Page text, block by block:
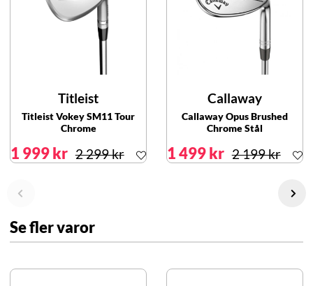
Titleist
Titleist Vokey SM11 Tour
Chrome
1 999 kr 2 299 kr
Callaway
Callaway Opus Brushed
Chrome Stål
1 499 kr 2 199 kr
Se fler varor